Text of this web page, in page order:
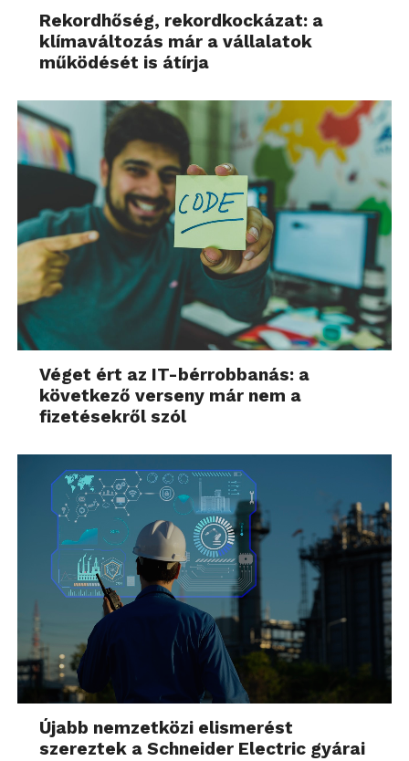
Rekordhőség, rekordkockázat: a
klímaváltozás már a vállalatok
működését is átírja
Véget ért az IT-bérrobbanás: a
következő verseny már nem a
fizetésekről szól
Újabb nemzetközi elismerést
szereztek a Schneider Electric gyárai